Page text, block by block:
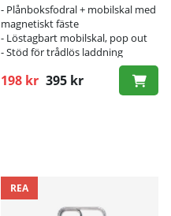
- Plånboksfodral + mobilskal med
magnetiskt fäste
- Löstagbart mobilskal, pop out
- Stöd för trådlös laddning
198 kr 395 kr
Ordinarie pris:
REA